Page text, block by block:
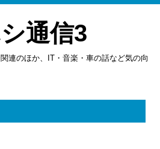
通信3
連のほか、IT・音楽・車の話など気の向